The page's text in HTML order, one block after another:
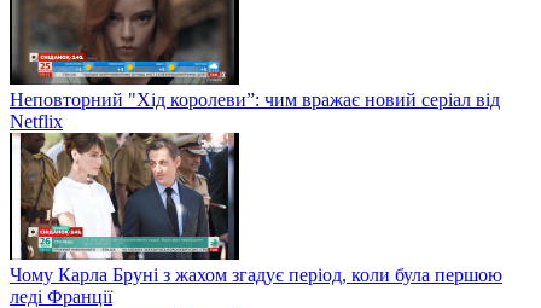
Неповторний "Хід королеви”: чим вражає новий серіал від
Netflix
Чому Карла Бруні з жахом згадує період, коли була першою
леді Франції